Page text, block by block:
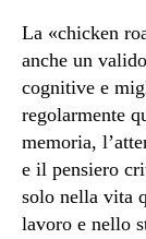
La «chicken
anche un
cognitive e
regolarmente
memoria,
e il pensiero
solo nella vita
lavoro e nello